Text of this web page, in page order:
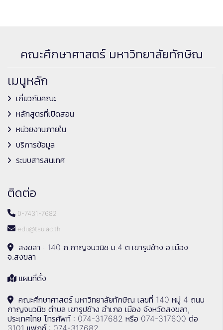
คณะศึกษาศาสตร์ มหาวิทยาลัยทักษิณ
เมนูหลัก
เกี่ยวกับคณะ
หลักสูตรที่เปิดสอน
หน่วยงานภายใน
บริการข้อมูล
ระบบสารสนเทศ
ติดต่อ
0-7431-7682
edu@tsu.ac.th
สงขลา : 140 ถ.กาญจนวนิช ม.4 ต.เขารูปช้าง อ.เมือง
จ.สงขลา
แผนที่ตั้ง
คณะศึกษาศาสตร์ มหาวิทยาลัยทักษิณ เลขที่ 140 หมู่ 4 ถนน
กาญจนวนิช ตำบล เขารูปช้าง อำเภอ เมือง จังหวัดสงขลา,
ประเทศไทย โทรศัพท์ : 074-317682 หรือ 074-317600 ต่อ